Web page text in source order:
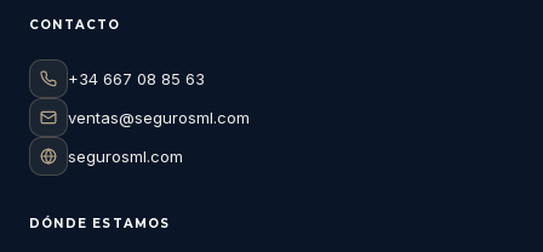
CONTACTO
+34 667 08 85 63
ventas@segurosml.com
segurosml.com
DÓNDE ESTAMOS